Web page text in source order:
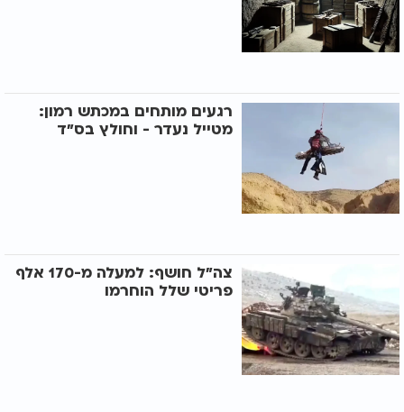
רגעים מותחים במכתש רמון:
מטייל נעדר - וחולץ בס"ד​
צה"ל חושף: למעלה מ-170 אלף
פריטי שלל הוחרמו